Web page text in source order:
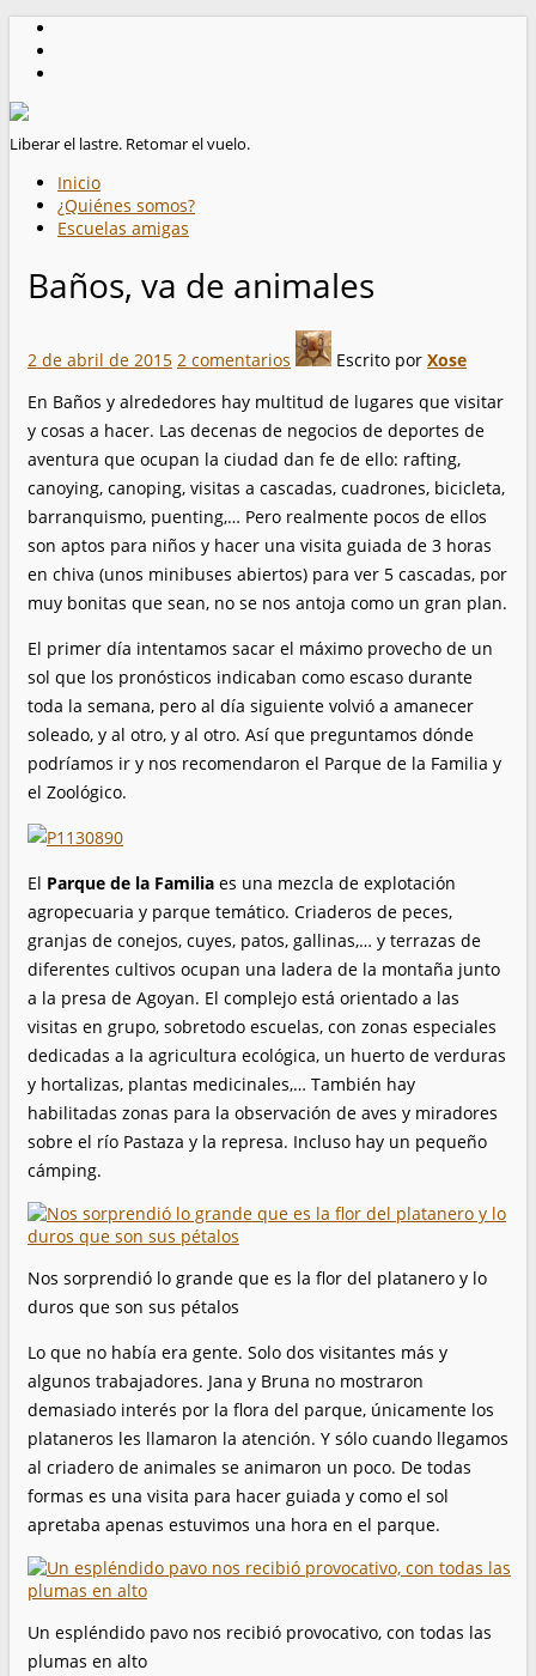
Liberar el lastre. Retomar el vuelo.
Inicio
¿Quiénes somos?
Escuelas amigas
Baños, va de animales
2 de abril de 2015 2 comentarios Escrito por Xose
En Baños y alrededores hay multitud de lugares que visitar
y cosas a hacer. Las decenas de negocios de deportes de
aventura que ocupan la ciudad dan fe de ello: rafting,
canoying, canoping, visitas a cascadas, cuadrones, bicicleta,
barranquismo, puenting,… Pero realmente pocos de ellos
son aptos para niños y hacer una visita guiada de 3 horas
en chiva (unos minibuses abiertos) para ver 5 cascadas, por
muy bonitas que sean, no se nos antoja como un gran plan.
El primer día intentamos sacar el máximo provecho de un
sol que los pronósticos indicaban como escaso durante
toda la semana, pero al día siguiente volvió a amanecer
soleado, y al otro, y al otro. Así que preguntamos dónde
podríamos ir y nos recomendaron el Parque de la Familia y
el Zoológico.
El Parque de la Familia es una mezcla de explotación
agropecuaria y parque temático. Criaderos de peces,
granjas de conejos, cuyes, patos, gallinas,… y terrazas de
diferentes cultivos ocupan una ladera de la montaña junto
a la presa de Agoyan. El complejo está orientado a las
visitas en grupo, sobretodo escuelas, con zonas especiales
dedicadas a la agricultura ecológica, un huerto de verduras
y hortalizas, plantas medicinales,… También hay
habilitadas zonas para la observación de aves y miradores
sobre el río Pastaza y la represa. Incluso hay un pequeño
cámping.
Nos sorprendió lo grande que es la flor del platanero y lo
duros que son sus pétalos
Lo que no había era gente. Solo dos visitantes más y
algunos trabajadores. Jana y Bruna no mostraron
demasiado interés por la flora del parque, únicamente los
plataneros les llamaron la atención. Y sólo cuando llegamos
al criadero de animales se animaron un poco. De todas
formas es una visita para hacer guiada y como el sol
apretaba apenas estuvimos una hora en el parque.
Un espléndido pavo nos recibió provocativo, con todas las
plumas en alto